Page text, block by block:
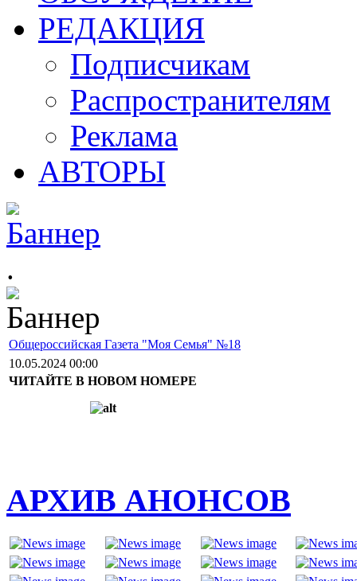
РЕДАКЦИЯ
Подписчикам
Распространителям
Реклама
АВТОРЫ
.
Общероссийская Газета "Моя Семья" №18
10.05.2024 00:00
ЧИТАЙТЕ В НОВОМ НОМЕРЕ
АРХИВ АНОНСОВ